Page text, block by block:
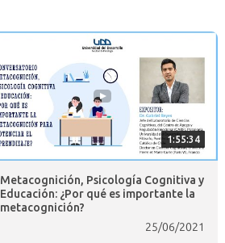
1:55:34
Metacognición, Psicología Cognitiva y
Educación: ¿Por qué es importante la
metacognición?
25/06/2021